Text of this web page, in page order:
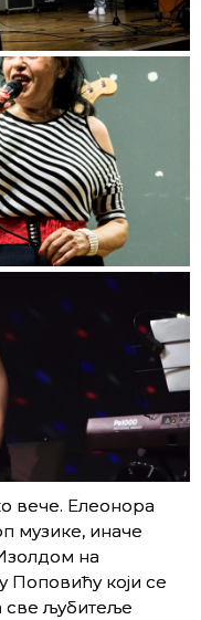
вече. Елеонора
музике, иначе
на
Поповићу који се
све љубитеље